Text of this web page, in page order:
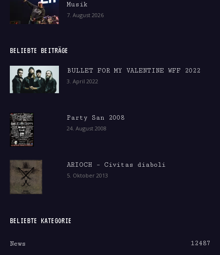
Musik
7. August 2026
BELIEBTE BEITRÄGE
BULLET FOR MY VALENTINE WFF 2022
3. April 2022
Party San 2008
24. August 2008
ARIOCH – Civitas diaboli
5. Oktober 2013
BELIEBTE KATEGORIE
News
12487